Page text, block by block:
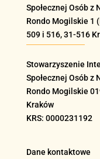
Społecznej Osób z
Rondo Mogilskie 1
509 i 516, 31-516
Stowarzyszenie
Społecznej Osób z
Rondo Mogilskie
Kraków
KRS: 0000231192
Dane kontaktowe